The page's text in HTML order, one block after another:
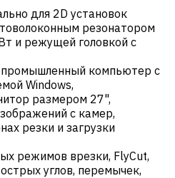
для 2D установок
резонатором
и режущей головкой с
промышленный компьютер с
Windows,
размером 27",
с камер,
резки и загрузки
режимов врезки, FlyCut,
углов, перемычек,